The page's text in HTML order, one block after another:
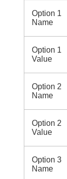
Option 1
Name
Option 1
Value
Option 2
Name
Option 2
Value
Option 3
Name